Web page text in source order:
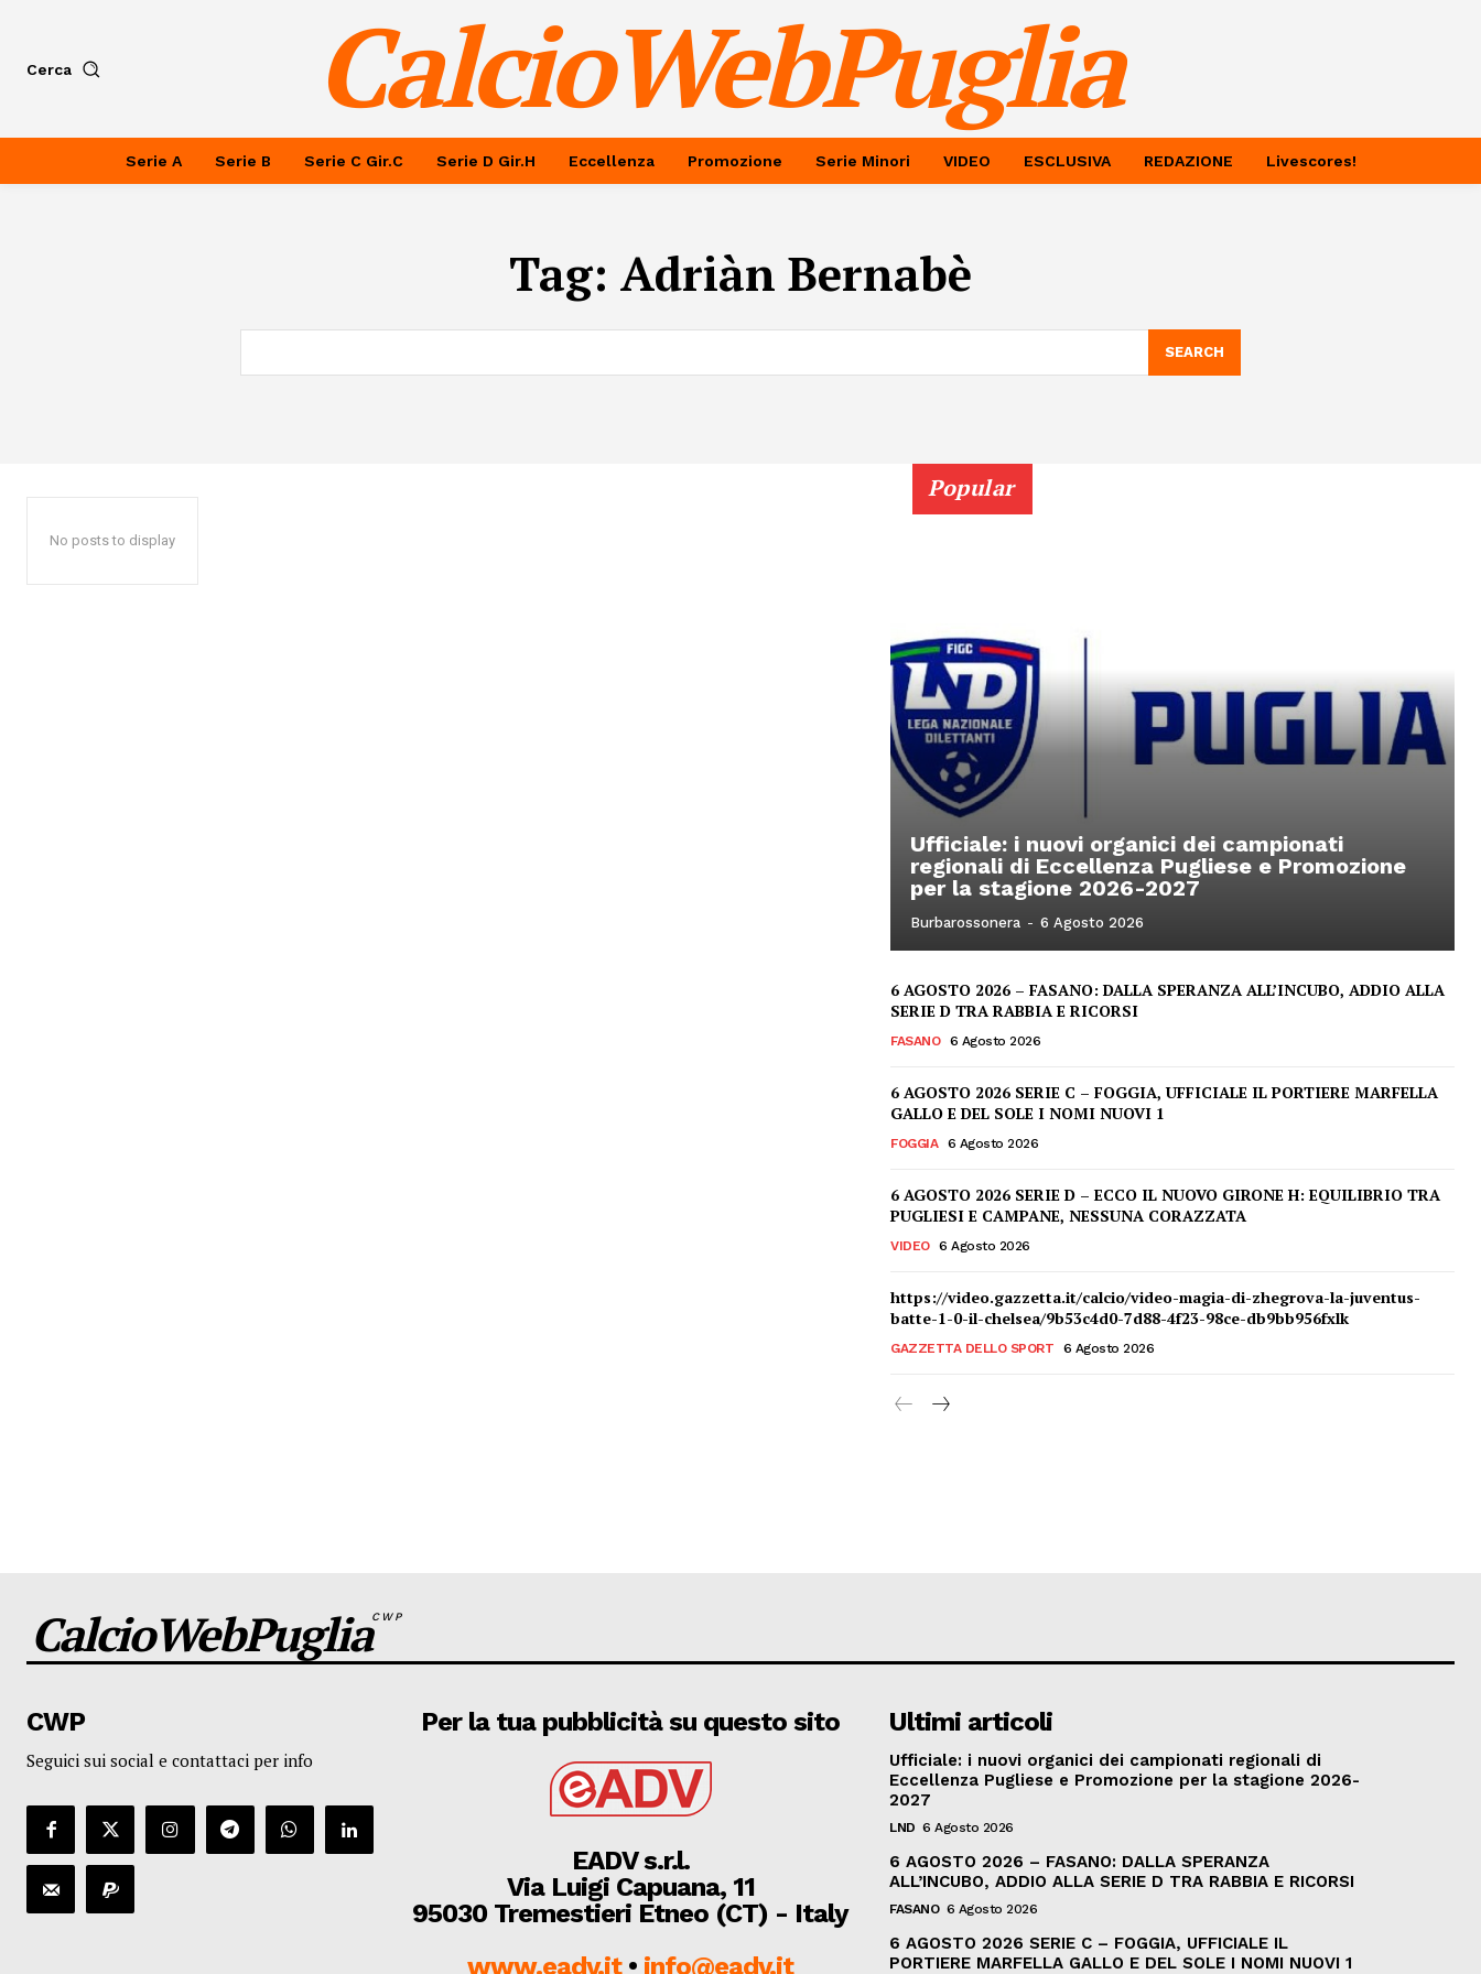
Cerca CalcioWebPuglia
Serie A Serie B Serie C Gir.C Serie D Gir.H Eccellenza Promozione Serie Minori VIDEO ESCLUSIVA REDAZIONE Livescores!
Tag: Adriàn Bernabè
SEARCH
No posts to display
Popular
Ufficiale: i nuovi organici dei campionati
regionali di Eccellenza Pugliese e Promozione
per la stagione 2026-2027
Burbarossonera - 6 Agosto 2026
6 AGOSTO 2026 – FASANO: DALLA SPERANZA ALL’INCUBO, ADDIO ALLA
SERIE D TRA RABBIA E RICORSI
FASANO 6 Agosto 2026
6 AGOSTO 2026 SERIE C – FOGGIA, UFFICIALE IL PORTIERE MARFELLA
GALLO E DEL SOLE I NOMI NUOVI 1
FOGGIA 6 Agosto 2026
6 AGOSTO 2026 SERIE D – ECCO IL NUOVO GIRONE H: EQUILIBRIO TRA
PUGLIESI E CAMPANE, NESSUNA CORAZZATA
VIDEO 6 Agosto 2026
https://video.gazzetta.it/calcio/video-magia-di-zhegrova-la-juventus-
batte-1-0-il-chelsea/9b53c4d0-7d88-4f23-98ce-db9bb956fxlk
GAZZETTA DELLO SPORT 6 Agosto 2026
CalcioWebPugliaCWP
CWP
Seguici sui social e contattaci per info
Per la tua pubblicità su questo sito
EADV s.r.l.
Via Luigi Capuana, 11
95030 Tremestieri Etneo (CT) - Italy
www.eadv.it• info@eadv.it
Ultimi articoli
Ufficiale: i nuovi organici dei campionati regionali di
Eccellenza Pugliese e Promozione per la stagione 2026-
2027
LND 6 Agosto 2026
6 AGOSTO 2026 – FASANO: DALLA SPERANZA
ALL’INCUBO, ADDIO ALLA SERIE D TRA RABBIA E RICORSI
FASANO 6 Agosto 2026
6 AGOSTO 2026 SERIE C – FOGGIA, UFFICIALE IL
PORTIERE MARFELLA GALLO E DEL SOLE I NOMI NUOVI 1